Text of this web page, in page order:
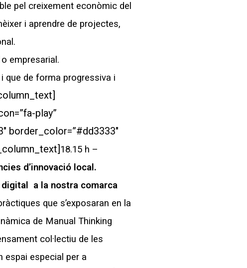
pel creixement econòmic del
i aprendre de projectes,
empresarial.
que de forma progressiva i
play”
border_color=”#dd3333″
18.15 h –
d’innovació local.
a la nostra comarca
que s’exposaran en la
de Manual Thinking
col·lectiu de les
espai especial per a